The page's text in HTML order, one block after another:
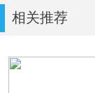
相关推荐